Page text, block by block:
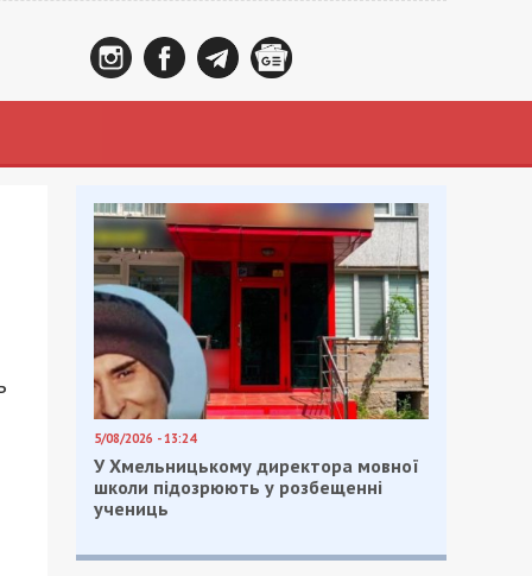
5/08/2026 - 13:24
У Хмельницькому директора мовної
школи підозрюють у розбещенні
учениць